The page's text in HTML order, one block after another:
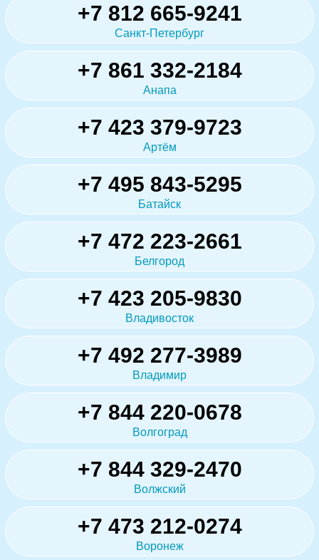
+7 812 665-9241
Санкт-Петербург
+7 861 332-2184
Анапа
+7 423 379-9723
Артём
+7 495 843-5295
Батайск
+7 472 223-2661
Белгород
+7 423 205-9830
Владивосток
+7 492 277-3989
Владимир
+7 844 220-0678
Волгоград
+7 844 329-2470
Волжский
+7 473 212-0274
Воронеж